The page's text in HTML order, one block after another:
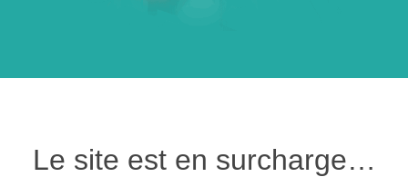
Le site est en surcharge…